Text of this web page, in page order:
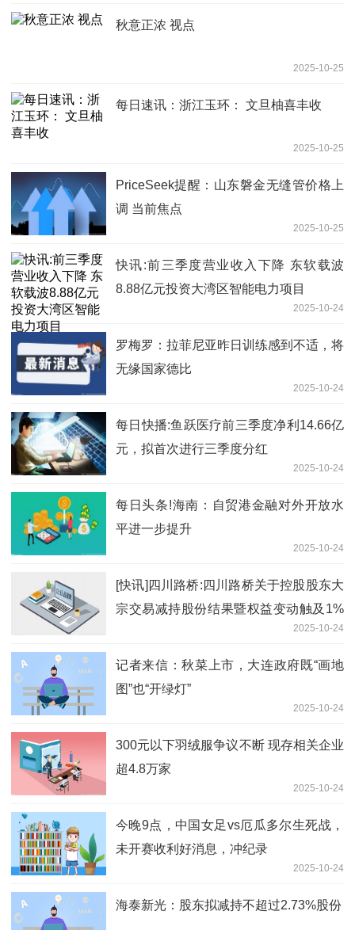
秋意正浓 视点
2025-10-25
每日速讯：浙江玉环： 文旦柚喜丰收
2025-10-25
PriceSeek提醒：山东磐金无缝管价格上
调 当前焦点
2025-10-25
快讯:前三季度营业收入下降 东软载波
8.88亿元投资大湾区智能电力项目
2025-10-24
罗梅罗：拉菲尼亚昨日训练感到不适，将
无缘国家德比
2025-10-24
每日快播:鱼跃医疗前三季度净利14.66亿
元，拟首次进行三季度分红
2025-10-24
每日头条!海南：自贸港金融对外开放水
平进一步提升
2025-10-24
[快讯]四川路桥:四川路桥关于控股股东大
宗交易减持股份结果暨权益变动触及1%
2025-10-24
记者来信：秋菜上市，大连政府既“画地
图”也“开绿灯”
2025-10-24
300元以下羽绒服争议不断 现存相关企业
超4.8万家
2025-10-24
今晚9点，中国女足vs厄瓜多尔生死战，
未开赛收利好消息，冲纪录
2025-10-24
海泰新光：股东拟减持不超过2.73%股份